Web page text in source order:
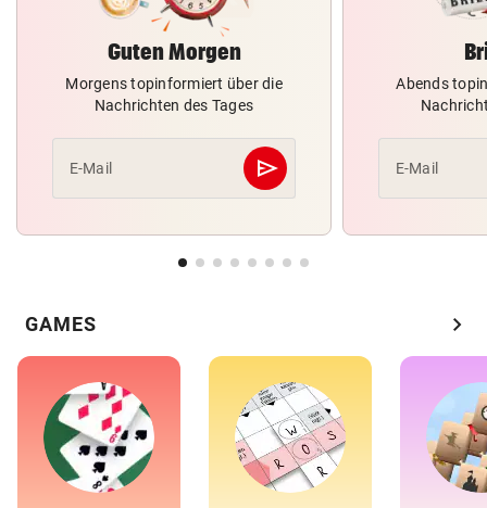
Guten Morgen
Morgens topinformiert über die
Nachrichten des Tages
E-Mail send
Abschicken
Abends
E-Mail
GAMES chevron_right